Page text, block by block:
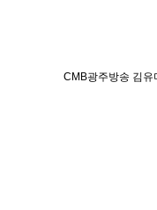
CMB광주방송 김유